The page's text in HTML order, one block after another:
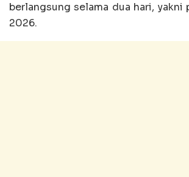
berlangsung selama dua hari, yakni
2026.